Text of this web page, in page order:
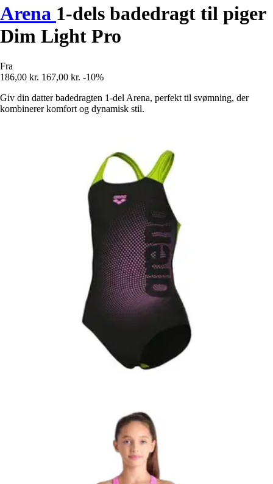
Arena 1-dels badedragt til piger
Dim Light Pro
Fra
186,00 kr. 167,00 kr. -10%
Giv din datter badedragten 1-del Arena, perfekt til svømning, der
kombinerer komfort og dynamisk stil.